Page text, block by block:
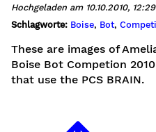
Hochgeladen am 10.10.2010,
Schlagworte: Boise, Bot,
These are images of
Boise Bot Competion
that use the PCS BRAIN.